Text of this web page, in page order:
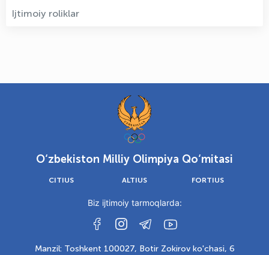
Ijtimoiy roliklar
O‘zbekiston Milliy Olimpiya Qo‘mitasi
CITIUS ALTIUS FORTIUS
Biz ijtimoiy tarmoqlarda:
Manzil: Toshkent 100027, Botir Zokirov ko'chasi, 6